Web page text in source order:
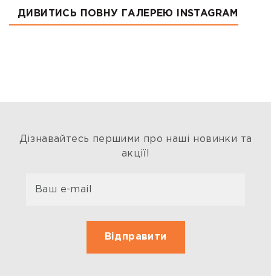
ДИВИТИСЬ ПОВНУ ГАЛЕРЕЮ INSTAGRAM
Дізнавайтесь першими про наші новинки та
акції!